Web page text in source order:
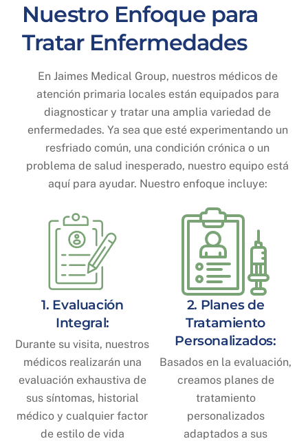
Nuestro Enfoque para
Tratar Enfermedades
En Jaimes Medical Group, nuestros médicos de
atención primaria locales están equipados para
diagnosticar y tratar una amplia variedad de
enfermedades. Ya sea que esté experimentando un
resfriado común, una condición crónica o un
problema de salud inesperado, nuestro equipo está
aquí para ayudar. Nuestro enfoque incluye:
1. Evaluación
Integral:
Durante su visita, nuestros
médicos realizarán una
evaluación exhaustiva de
sus síntomas, historial
médico y cualquier factor
de estilo de vida
2. Planes de
Tratamiento
Personalizados:
Basados en la evaluación,
creamos planes de
tratamiento
personalizados
adaptados a sus